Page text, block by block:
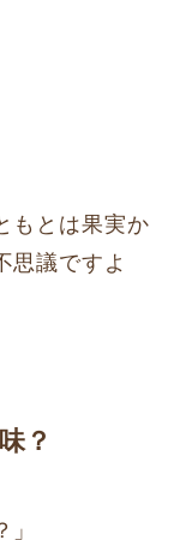
もとは果実か
思議ですよ
？